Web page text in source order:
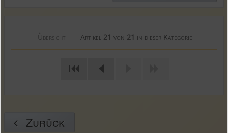
Übersicht Artikel 21 von 21 in dieser Kategorie
|
Zurück